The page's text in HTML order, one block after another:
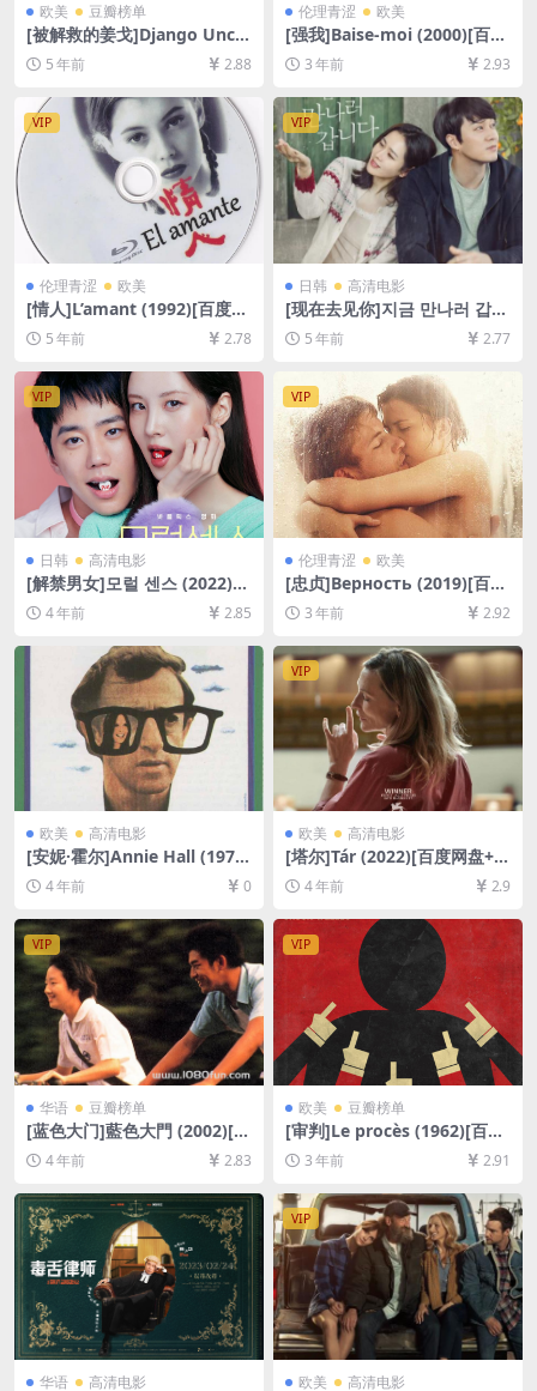
欧美 豆瓣榜单
[被解救的姜戈]Django Unch
ained (2012)[百度网盘+迅雷
云盘资源1080P超清未删减]
[MP4/10GB][中英字幕]
5 年前 2.88
伦理青涩 欧美
[强我]Baise-moi (2000)[百度
网盘+夸克网盘资源1080P超
清未删减][MP4/4GB][中文字
幕][视频文件+防和谐加密压缩
包]
3 年前 2.93
VIP
伦理青涩 欧美
[情人]L’amant (1992)[百度网
盘+迅雷云盘资源1080P超清
未删减][MP4/6.9GB][中英字
幕]【视频文件+防和谐压缩包
（含解压密码）】
5 年前 2.78
VIP
日韩 高清电影
[现在去见你]지금 만나러 갑니
다 (2018)[百度网盘+迅雷云盘
资源1080P超清未删减][MP4/
8.6GB][韩语中字]
5 年前 2.77
VIP
日韩 高清电影
[解禁男女]모럴 센스 (2022)
[百度网盘+迅雷云盘资源1080
P超清未删减][MP4/7.7GB][韩
4 年前 2.85
VIP
伦理青涩 欧美
[忠贞]Верность (2019)[百度
网盘+夸克网盘1080P超清未
删减资源][网盘在线播放/下
[视频文件+防和谐加密压缩包]
3 年前 2.92
欧美 高清电影
[安妮·霍尔]Annie Hall (1977)
[百度网盘+迅雷云盘资源1080
P超清未删减][MP4/5.2GB][中
英字幕]
4 年前 0
VIP
欧美 高清电影
[塔尔]Tár (2022)[百度网盘+迅
雷云盘资源1080P超清未删减]
[MP4/9GB][中英字幕]
4 年前 2.9
VIP
华语 豆瓣榜单
[蓝色大门]藍色大門 (2002)[百
度网盘+迅雷云盘资源1080P
超清未删减][MP4/3GB][中文
字幕]
4 年前 2.83
VIP
欧美 豆瓣榜单
[审判]Le procès (1962)[百度
网盘+夸克网盘1080P超清未
删减资源][网盘在线播放/下
载][MP4/7.7GB][中文字幕]
3 年前 2.91
华语 高清电影
VIP
欧美 高清电影